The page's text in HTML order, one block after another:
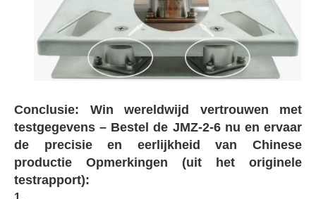
Conclusie: Win wereldwijd vertrouwen met
testgegevens – Bestel de JMZ-2-6 nu en ervaar
de precisie en eerlijkheid van Chinese
productie
Opmerkingen (uit het originele
testrapport):